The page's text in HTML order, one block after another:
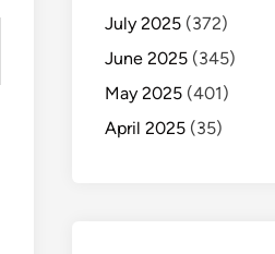
July 2025 (372)
June 2025 (345)
May 2025 (401)
April 2025 (35)